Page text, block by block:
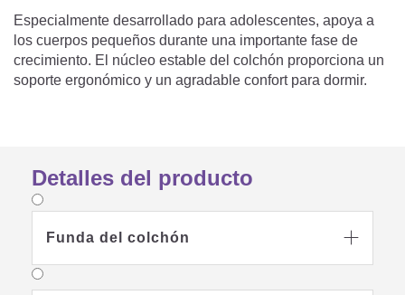
Especialmente desarrollado para adolescentes, apoya a
los cuerpos pequeños durante una importante fase de
crecimiento. El núcleo estable del colchón proporciona un
soporte ergonómico y un agradable confort para dormir.
Detalles del producto
Funda del colchón 